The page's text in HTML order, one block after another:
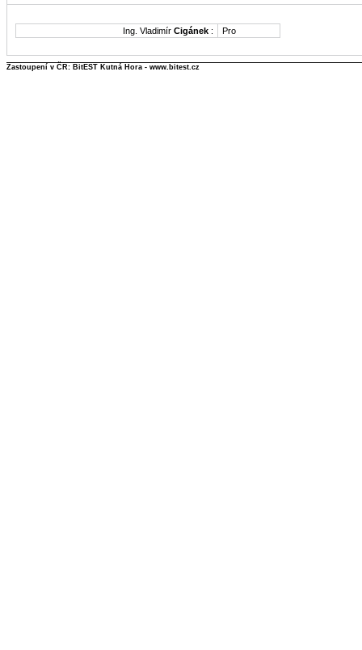
Ing. Vladimír Cigánek : Pro
Zastoupení v ČR: BitEST Kutná Hora - www.bitest.cz